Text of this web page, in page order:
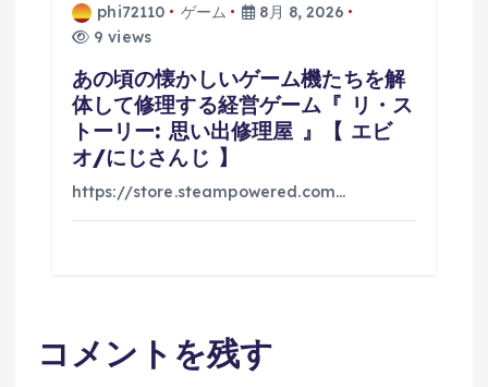
phi72110 ゲーム
8月 8, 2026
9 views
あの頃の懐かしいゲーム機たちを解
体して修理する経営ゲーム『 リ・ス
トーリー: 思い出修理屋 』【 エビ
オ/にじさんじ 】
https://store.steampowered.com…
コメントを残す